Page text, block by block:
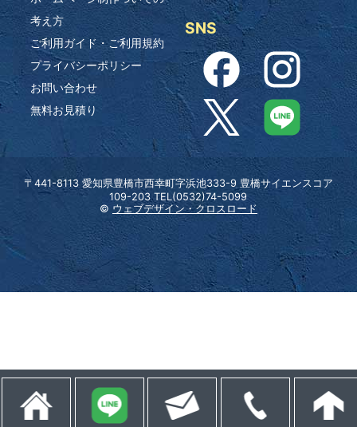
考え方
ご利用ガイド・ご利用規約
プライバシーポリシー
お問い合わせ
無料お見積り
SNS
〒441-8113 愛知県豊橋市西幸町字浜池333-9 豊橋サイエンスコア
109-203 TEL(0532)74-5099
© ウェブデザイン・クロスロード
ホーム